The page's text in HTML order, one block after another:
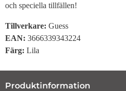
och speciella tillfällen!
Tillverkare: Guess
EAN: 3666339343224
Färg: Lila
Produktinformation